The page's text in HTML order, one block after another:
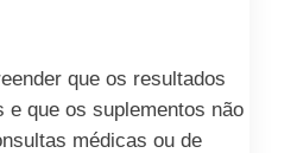
que os resultados
e que os suplementos não
médicas ou de